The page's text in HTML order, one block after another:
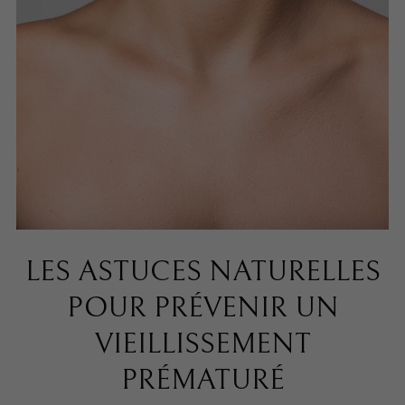
LES ASTUCES NATURELLES
POUR PRÉVENIR UN
VIEILLISSEMENT
PRÉMATURÉ